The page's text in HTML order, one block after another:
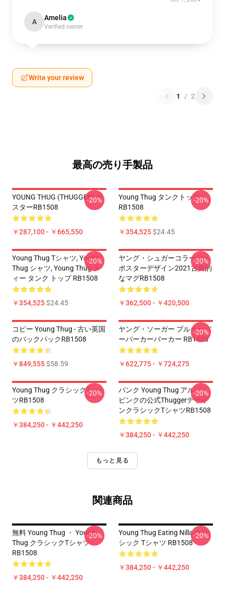
A Amelia
Verified owner
Write your review
1 / 2
最高の売り手製品
YOUNG THUG (THUGGER) ポ
スターRB1508
￥287,100 - ￥665,550
-20%
Young Thug タンクトップ
RB1508
￥354,525$24.45
-20%
Young Thug Tシャツ, Young
Thug シャツ, Young Thug テ
ィー タンク トップ RB1508
￥354,525$24.45
-20%
ヤング・シュガーコラージュ
ポスターデザイン2021古典的
なマグRB1508
￥362,500 - ￥420,500
-20%
コピー Young Thug - 古い英国
のバックパックRB1508
￥849,555$58.59
ヤング・ソーガー プルオーバ
ーパーカーパーカー RB1508
￥622,775 - ￥724,275
-20%
Young Thug クラシックTシャ
ツRB1508
￥384,250 - ￥442,250
-20%
パンク Young Thug アルバム
ピンクの公式Thuggerデザイ
ンクラシックTシャツRB1508
￥384,250 - ￥442,250
-20%
もっと見る
関連商品
無料 Young Thug ・ Young
Thug クラシックTシャツ
RB1508
￥384,250 - ￥442,250
-20%
Young Thug Eating Nilla クラ
シック Tシャツ RB1508
￥384,250 - ￥442,250
-20%